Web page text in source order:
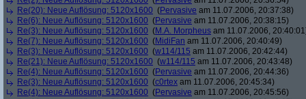
Re(20): Neue Auflösung: 5120x1600 (Pervasive am 11.07.2006, 20:37:38)
Re(6): Neue Auflösung: 5120x1600 (Pervasive am 11.07.2006, 20:38:15)
Re(3): Neue Auflösung: 5120x1600 (M.A. Morpheus am 11.07.2006,
Re(7): Neue Auflösung: 5120x1600 (MidiFan am 11.07.2006, 20:40:49)
Re(3): Neue Auflösung: 5120x1600 (w114/115 am 11.07.2006, 20:42:44)
Re(21): Neue Auflösung: 5120x1600 (w114/115 am 11.07.2006, 20:43:48)
Re(4): Neue Auflösung: 5120x1600 (Pervasive am 11.07.2006, 20:44:36)
Re(3): Neue Auflösung: 5120x1600 (c0rtex am 11.07.2006, 20:45:34)
Re(4): Neue Auflösung: 5120x1600 (Pervasive am 11.07.2006, 20:45:56)